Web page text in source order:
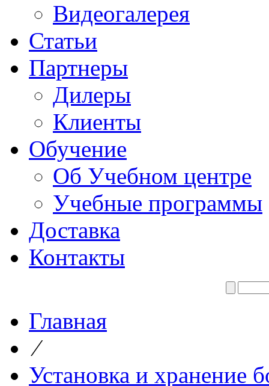
Видеогалерея
Статьи
Партнеры
Дилеры
Клиенты
Обучение
Об Учебном центре
Учебные программы
Доставка
Контакты
Главная
⁄
Установка и хранение